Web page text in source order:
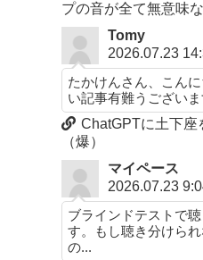
プの音が全て無意味
Tomy
2026.07.23
たかけんさん、こん
い記事有難うござい
ChatGPTに土下座
（爆）
マイペース
2026.07.23
ブラインドテストで
す。もし聴き分けら
の...